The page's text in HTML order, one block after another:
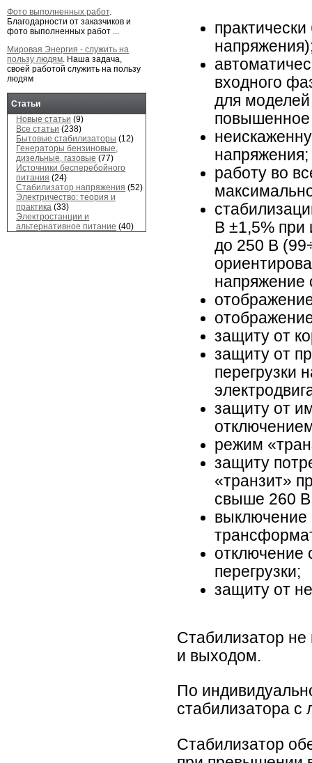
входного
для
повышенное
напряжения;
работу во
В ±1,5% при
до 250 В
напряжение
защиту от
защиту от
перегрузки
защиту от
режим
защиту
«транзит»
свыше 260
выключение
отключение
перегрузки;
защиту от
Стабилизатор не
и выходом.
По
стабилизатора
Стабилизатор
Фото выполненных работ.
Благодарности от заказчиков и
фото выполненных работ ...
Мировая Энергия - служить на
пользу людям. Наша задача,
своей работой служить на пользу
людям
Статьи
Новые статьи (9)
Все статьи (238)
Бытовые стабилизаторы (12)
Генераторы бензиновые,
дизельные, газовые (77)
Источники бесперебойного
питания (24)
Стабилизатор напряжения (52)
Электричество: теория и
практика (33)
Электростанции и
альтернативное питание (40)